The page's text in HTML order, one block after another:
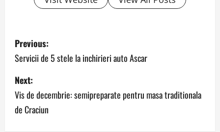
P
o
s
t
n
Previous:
Servicii de 5 stele la inchirieri auto Ascar
Next:
Vis de decembrie: semipreparate pentru masa traditionala
de Craciun